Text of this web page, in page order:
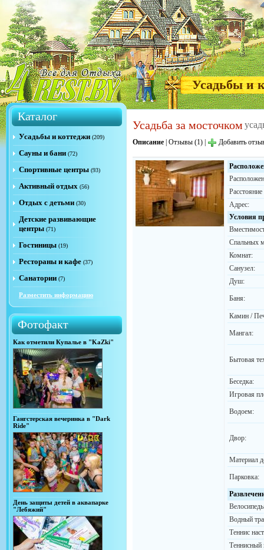
Усадьбы и
Каталог
Усадьбы и коттеджи (209)
Сауны и бани (72)
Спортивные центры (93)
Активный отдых (56)
Отдых с детьми (30)
Детские развивающие
центры (71)
Гостиницы (19)
Рестораны и кафе (37)
Санатории (7)
Разместить информацию
Фотофакт
Как отметили Купалье в "KaZki"
Гангстерская вечеринка в "Dark
Ride"
День защиты детей в аквапарке
"Лебяжий"
Усадьба за мосточком
Описание Отзывы (1) Добавить
Адрес:
Условия
Спальных
Комнат:
Санузел:
Душ:
Баня:
Камин /
Мангал:
Бытовая
Беседка:
Игровая
Водоем:
Двор:
Материал
Парковка:
Водный
Теннис
Теннисный